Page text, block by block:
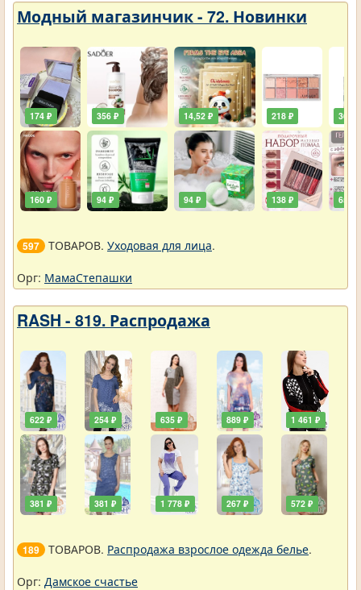
Модный магазинчик - 72. Новинки
174 ₽
160 ₽
356 ₽
94 ₽
14,52 ₽
94 ₽
218 ₽
138 ₽ 65 ₽
597 ТОВАРОВ. Уходовая для лица.
Орг: МамаСтепашки
RASH - 819. Распродажа
622 ₽
381 ₽
254 ₽
381 ₽
635 ₽
1 778 ₽
889 ₽
267 ₽
1 461 ₽
572 ₽
189 ТОВАРОВ. Распродажа взрослое одежда белье.
Орг: Дамское счастье